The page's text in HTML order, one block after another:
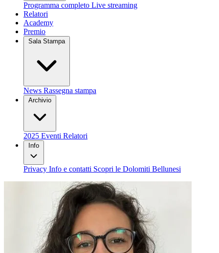
Programma completo Live streaming
Relatori
Academy
Premio
Sala Stampa
News Rassegna stampa
Archivio
2025 Eventi Relatori
Info
Privacy Info e contatti Scopri le Dolomiti Bellunesi